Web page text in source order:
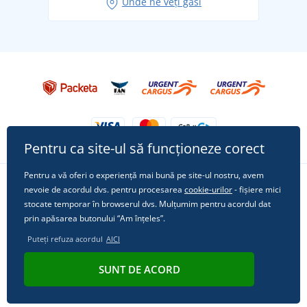
Tricoul preferat City în rol principal: ținute pentru
Urmărește-ne pe rețelele sociale
© 2011 - 2026, Dual Trade s.r.o. | Din punct de vedere tehnic oferă
Pentru ca site-ul să funcționeze corect
Pentru a vă oferi o experiență mai bună pe site-ul nostru, avem
nevoie de acordul dvs. pentru procesarea cookie-urilor- fișiere mici
stocate temporar în browserul dvs. Mulțumim pentru acordul dat
prin apăsarea butonului “Am înțeles”.
Puteți refuza acordul AICI
SUNT DE ACORD